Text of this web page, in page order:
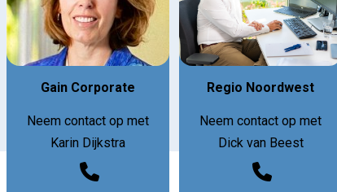
Gain Corporate
Neem contact op met
Karin Dijkstra
Regio Noordwest
Neem contact op met
Dick van Beest